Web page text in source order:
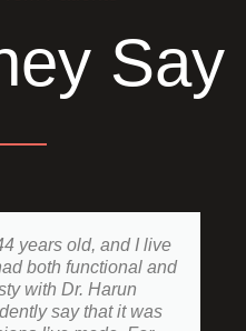
Say
years old, and I live
both functional and
with Dr. Harun
say that it was